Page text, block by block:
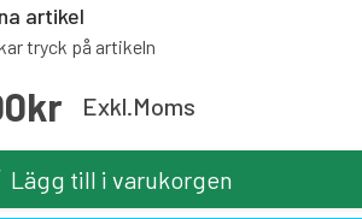
artikel
tryck på artikeln
Exkl.moms
Lägg till i varukorgen